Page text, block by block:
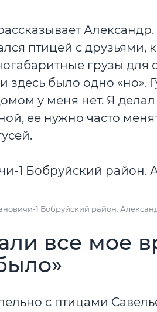
птицей с
грузы для
здесь было одно «но».
у меня нет. Я
ее нужно часто
1 Бобруйский район.
все мое
с птицами